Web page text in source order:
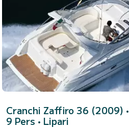
Cranchi Zaffiro 36 (2009)
9 Pers • Lipari